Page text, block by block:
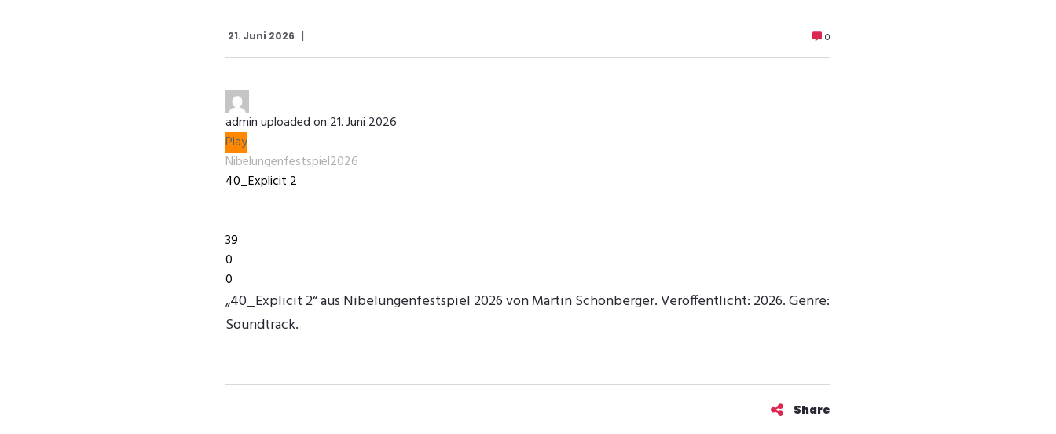
21. Juni 2026 0
adminuploaded on 21. Juni 2026
Play
Nibelungenfestspiel2026
40_Explicit 2
39
0
0
„40_Explicit 2“ aus Nibelungenfestspiel 2026 von Martin Schönberger. Veröffentlicht: 2026. Genre:
Soundtrack.
Share